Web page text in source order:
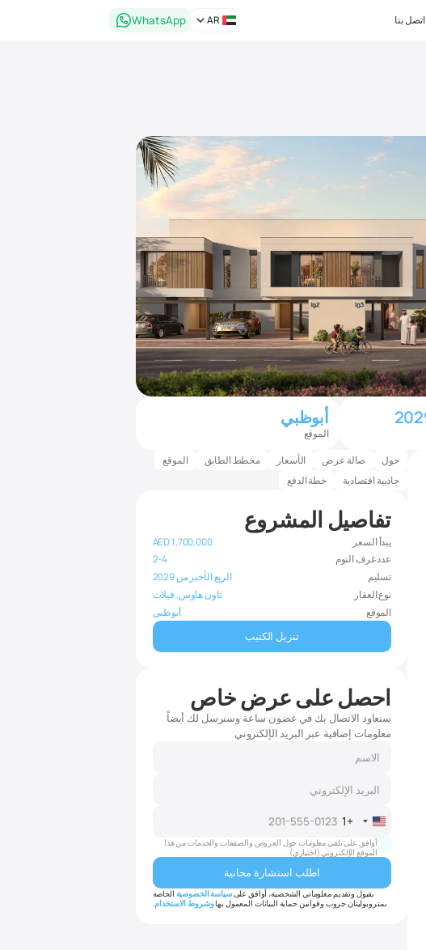
اتصل بنا AR
WhatsApp
أبوظبي
الموقع
حول صالة عرض الأسعار مخطط الطابق
الموقع
جاذبية اقتصادية
خطة الدفع
تفاصيل المشروع
يبدأ السعر
AED 1,700,000
عدد غرف النوم
2-4
تسليم
الربع الأخير من 2029
نوع العقار
تاون هاوس, فيلات
الموقع
أبوظبي
تنزيل الكتيب
احصل على عرض خاص
سنعاود الاتصال بك في غضون ساعة وسنرسل لك أيضاً
معلومات إضافية عبر البريد الإلكتروني
United
States
+1
+1
أوافق على تلقي معلومات حول العروض والصفقات والخدمات من هذا
الموقع الإلكتروني (اختياري).
بقبول وتقديم معلوماتي الشخصية، أوافق علىسياسة الخصوصية الخاصة
بمتروبوليتان جروب وقوانين حماية البيانات المعمول بهاوشروط الاستخدام